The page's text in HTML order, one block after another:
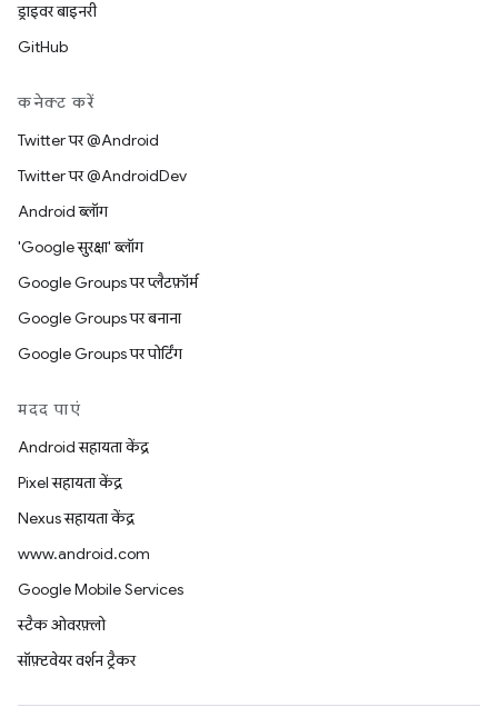
ड्राइवर बाइनरी
GitHub
कनेक्ट करें
Twitter पर @Android
Twitter पर @AndroidDev
Android ब्लॉग
'Google सुरक्षा' ब्लॉग
Google Groups पर प्लैटफ़ॉर्म
Google Groups पर बनाना
Google Groups पर पोर्टिंग
मदद पाएं
Android सहायता केंद्र
Pixel सहायता केंद्र
Nexus सहायता केंद्र
www.android.com
Google Mobile Services
स्टैक ओवरफ़्लो
सॉफ़्टवेयर वर्शन ट्रैकर